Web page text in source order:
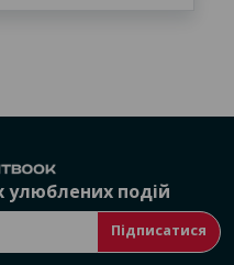
улюблених подій
Підписатися